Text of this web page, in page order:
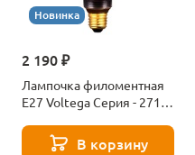
Новинка
2 190 ₽
Лампочка филоментная
Е27 Voltega Серия - 271
В корзину